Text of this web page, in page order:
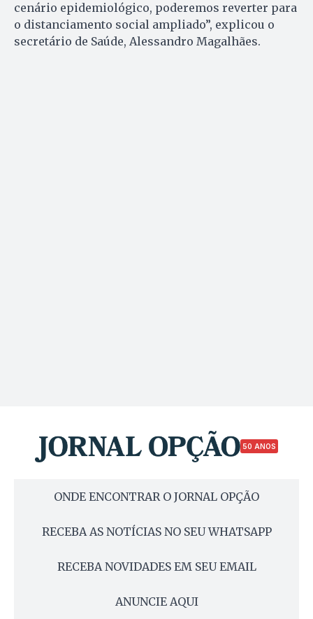
cenário epidemiológico, poderemos reverter para
o distanciamento social ampliado”, explicou o
secretário de Saúde, Alessandro Magalhães.
50 ANOS
ONDE ENCONTRAR O JORNAL OPÇÃO
RECEBA AS NOTÍCIAS NO SEU WHATSAPP
RECEBA NOVIDADES EM SEU EMAIL
ANUNCIE AQUI